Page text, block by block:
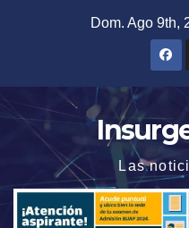
Dom. Ago 9th,
Las